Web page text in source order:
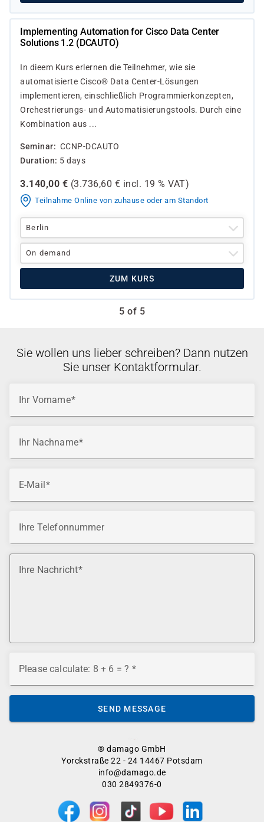
Implementing Automation for Cisco Data Center
Solutions 1.2 (DCAUTO)
In dieem Kurs erlernen die Teilnehmer, wie sie
automatisierte Cisco® Data Center-Lösungen
implementieren, einschließlich Programmierkonzepten,
Orchestrierungs- und Automatisierungstools. Durch eine
Kombination aus ...
Seminar
CCNP-DCAUTO
Duration
5 days
3.140,00 € (3.736,60 € incl. 19 % VAT)
Teilnahme Online von zuhause oder am Standort
Berlin
On demand
ZUM KURS
5 of 5
® damago GmbH
Yorckstraße 22 - 24 14467 Potsdam
info@damago.de
030 2849376-0
Sie wollen uns lieber schreiben? Dann nutzen
Sie unser Kontaktformular.
Ihr Vorname
Ihr Nachname
E-Mail
Ihre Telefonnummer
Ihre Nachricht
Please calculate: 8 + 6 = ?
SEND MESSAGE